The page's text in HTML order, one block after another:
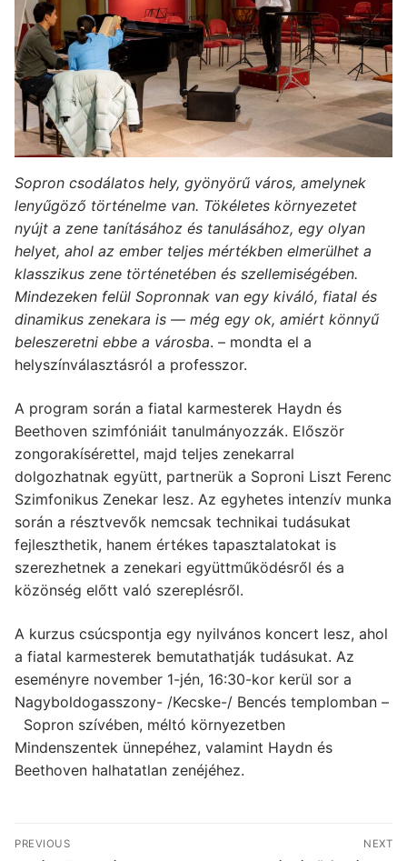
Sopron csodálatos hely, gyönyörű város, amelynek
lenyűgöző történelme van. Tökéletes környezetet
nyújt a zene tanításához és tanulásához, egy olyan
helyet, ahol az ember teljes mértékben elmerülhet a
klasszikus zene történetében és szellemiségében.
Mindezeken felül Sopronnak van egy kiváló, fiatal és
dinamikus zenekara is — még egy ok, amiért könnyű
beleszeretni ebbe a városba. – mondta el a
helyszínválasztásról a professzor.
A program során a fiatal karmesterek Haydn és
Beethoven szimfóniáit tanulmányozzák. Először
zongorakísérettel, majd teljes zenekarral
dolgozhatnak együtt, partnerük a Soproni Liszt Ferenc
Szimfonikus Zenekar lesz. Az egyhetes intenzív munka
során a résztvevők nemcsak technikai tudásukat
fejleszthetik, hanem értékes tapasztalatokat is
szerezhetnek a zenekari együttműködésről és a
közönség előtt való szereplésről.
A kurzus csúcspontja egy nyilvános koncert lesz, ahol
a fiatal karmesterek bemutathatják tudásukat. Az
eseményre november 1-jén, 16:30-kor kerül sor a
Nagyboldogasszony- /Kecske-/ Bencés templomban –
Sopron szívében, méltó környezetben
Mindenszentek ünnepéhez, valamint Haydn és
Beethoven halhatatlan zenéjéhez.
Bejegyzés
PREVIOUS NEXT